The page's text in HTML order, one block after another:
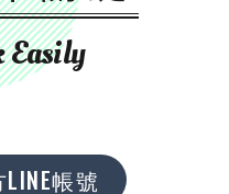
Easily
帳號